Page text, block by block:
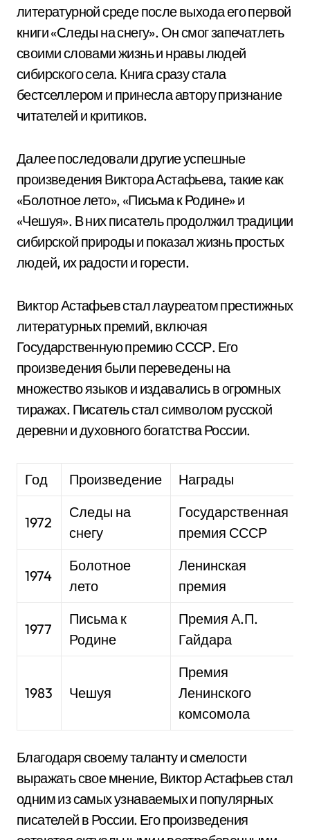
литературной среде после выхода его первой
книги «Cледы на снегу». Он смог запечатлеть
своими словами жизнь и нравы людей
сибирского села. Книга сразу стала
бестселлером и принесла автору признание
читателей и критиков.
Далее последовали другие успешные
произведения Виктора Астафьева, такие как
«Болотное лето», «Письма к Родине» и
«Чешуя». В них писатель продолжил традиции
сибирской природы и показал жизнь простых
людей, их радости и горести.
Виктор Астафьев стал лауреатом престижных
литературных премий, включая
Государственную премию СССР. Его
произведения были переведены на
множество языков и издавались в огромных
тиражах. Писатель стал символом русской
деревни и духовного богатства России.
Год Произведение Награды
1972
Следы на
снегу
Государственная
премия СССР
1974
Болотное
лето
Ленинская
премия
1977
Письма к
Родине
Премия А.П.
Гайдара
1983 Чешуя
Премия
Ленинского
комсомола
Благодаря своему таланту и смелости
выражать свое мнение, Виктор Астафьев стал
одним из самых узнаваемых и популярных
писателей в России. Его произведения